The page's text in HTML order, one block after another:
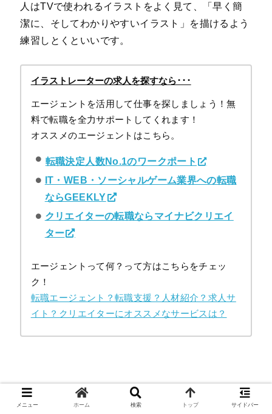
人はTVで使われるイラストをよく見て、「早く簡
潔に、そしてわかりやすいイラスト」を描けるよう
練習しとくといいです。
イラストレーターの求人を探すなら･･･
エージェントを活用して仕事を探しましょう！無
料で転職を全力サポートしてくれます！
オススメのエージェントはこちら。
転職決定人数No.1のワークポート
IT・WEB・ソーシャルゲーム業界への転職
ならGEEKLY
クリエイターの転職ならマイナビクリエイ
ター
エージェントって何？って方はこちらをチェッ
ク！
転職エージェント？転職支援？人材紹介？求人サ
イト？クリエイターにオススメなサービスは？
ネットの反応
メニュー ホーム 検索 トップ サイドバー